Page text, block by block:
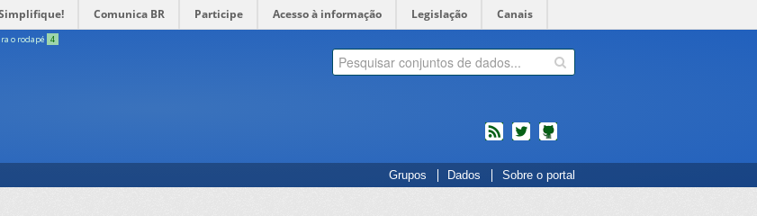
Comunica BR Participe Acesso à informação Legislação Canais
o rodapé 4
feed twitterCódigos
fonte
Grupos Dados Sobre o portal